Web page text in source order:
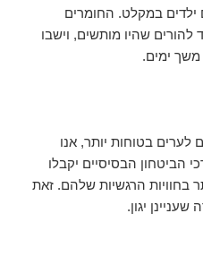
ילדים במקלט. החומרים
להורים שהיו מותשים, וישבו
ימים.
לערים בטוחות יותר, אנו
הביטחון הבסיסיים יקבלו
בחוויות הרגשיות שלהם. זאת
יגון.